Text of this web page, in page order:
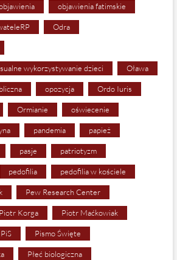
objawienia fatimskie
Odra
wykorzystywanie dzieci Oława
opozycja Ordo Iuris
Ormianie oświecenie
pandemia papież
pasje patriotyzm
pedofilia pedofilia w kościele
Pew Research Center
Piotr Korga Piotr Maćkowiak
PiS Pismo Święte
Płeć biologiczna